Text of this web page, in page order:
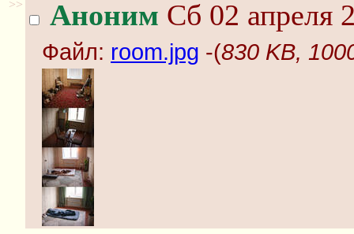
>> Аноним Сб 02 апреля
Файл: room.jpg -(830 KB,